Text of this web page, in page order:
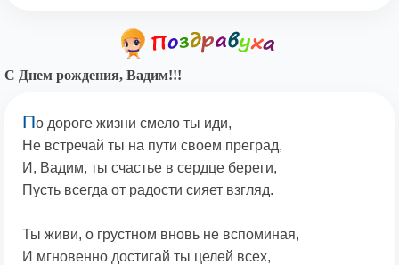
С Днем рождения, Вадим!!!
По дороге жизни смело ты иди,
Не встречай ты на пути своем преград,
И, Вадим, ты счастье в сердце береги,
Пусть всегда от радости сияет взгляд.
Ты живи, о грустном вновь не вспоминая,
И мгновенно достигай ты целей всех,